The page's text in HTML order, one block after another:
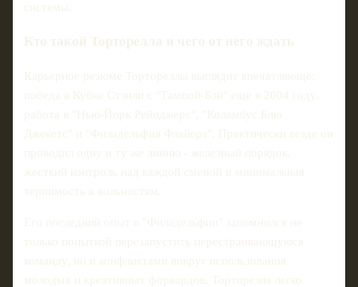
системы.
Кто такой Торторелла и чего от него ждать
Карьерное резюме Тортореллы выглядит впечатляюще:
победа в Кубке Стэнли с "Тампой-Бэй" еще в 2004 году,
работа в "Нью-Йорк Рейнджерс", "Коламбус Блю
Джекетс" и "Филадельфия Флайерз". Практически везде он
проводил одну и ту же линию - железный порядок,
жесткий контроль над каждой сменой и минимальная
терпимость к вольностям.
Его последний опыт в "Филадельфии" запомнился не
только попыткой перезапустить перестраивающуюся
команду, но и конфликтами вокруг использования
молодых и креативных форвардов. Торторелла легко